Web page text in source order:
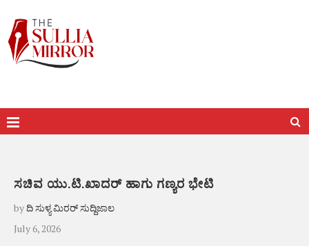
ಸಚಿವ ಯು.ಟಿ.ಖಾದರ್ ಹಾಗು ಗಣ್ಯರ ಭೇಟಿ
byದಿ ಸುಳ್ಯ ಮಿರರ್ ಸುದ್ದಿಜಾಲ
July 6, 2026